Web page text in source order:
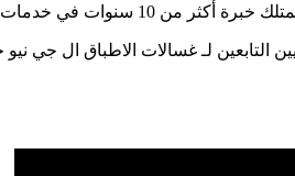
سنوات في خدمات إصلاحات كافة أنواع غسالات الأطباق ال جي نيو جيزة
التابعين لـ غسالات الاطباق ال جي